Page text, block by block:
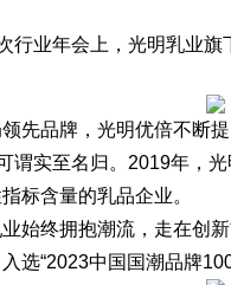
行业年会上，光明乳业
先品牌，光明优倍不断
谓实至名归。2019年，
标含量的乳品企业。
始终拥抱潮流，走在创
选“2023中国国潮品牌